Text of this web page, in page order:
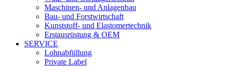
Maschinen- und Anlagenbau
Bau- und Forstwirtschaft
Kunststoff- und Elastomertechnik
Erstausrüstung & OEM
SERVICE
Lohnabfüllung
Private Label